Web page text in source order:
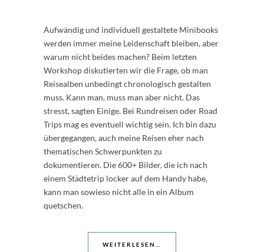
Aufwändig und individuell gestaltete Minibooks
werden immer meine Leidenschaft bleiben, aber
warum nicht beides machen? Beim letzten
Workshop diskutierten wir die Frage, ob man
Reisealben unbedingt chronologisch gestalten
muss. Kann man, muss man aber nicht. Das
stresst, sagten Einige. Bei Rundreisen oder Road
Trips mag es eventuell wichtig sein. Ich bin dazu
übergegangen, auch meine Reisen eher nach
thematischen Schwerpunkten zu
dokumentieren. Die 600+ Bilder, die ich nach
einem Städtetrip locker auf dem Handy habe,
kann man sowieso nicht alle in ein Album
quetschen.
WEITERLESEN…